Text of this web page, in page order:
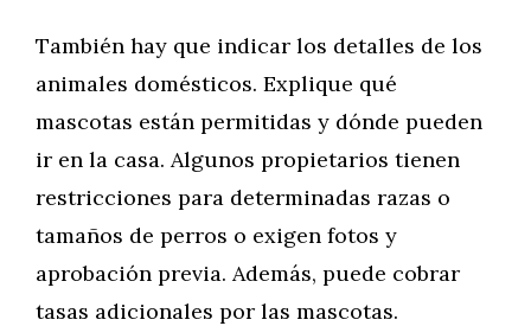
También hay que indicar los detalles de los
animales domésticos. Explique qué
mascotas están permitidas y dónde pueden
ir en la casa. Algunos propietarios tienen
restricciones para determinadas razas o
tamaños de perros o exigen fotos y
aprobación previa. Además, puede cobrar
tasas adicionales por las mascotas.